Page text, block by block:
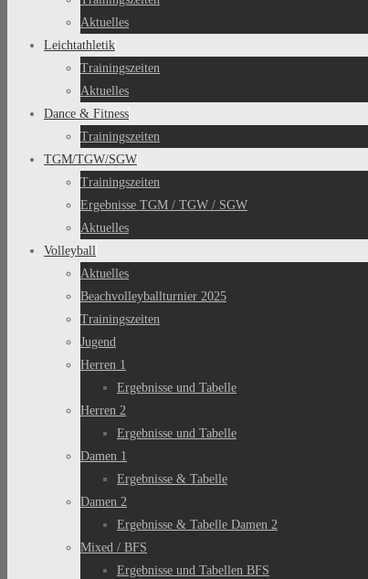
Aktuelles
Leichtathletik
Trainingszeiten
Aktuelles
Dance & Fitness
Trainingszeiten
TGM/TGW/SGW
Trainingszeiten
Ergebnisse TGM / TGW / SGW
Aktuelles
Volleyball
Aktuelles
Beachvolleyballturnier 2025
Trainingszeiten
Jugend
Herren 1
Ergebnisse und Tabelle
Herren 2
Ergebnisse und Tabelle
Damen 1
Ergebnisse & Tabelle
Damen 2
Ergebnisse & Tabelle Damen 2
Mixed / BFS
Ergebnisse und Tabellen BFS